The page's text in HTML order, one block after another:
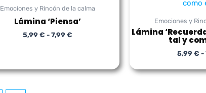
Emociones y Rincón de la calma
Lámina ‘Piensa’
5,99€ - 7,99€
precios:
5,99 €
7,99 €
Emociones y
Lámina
tal y
5,99€ -